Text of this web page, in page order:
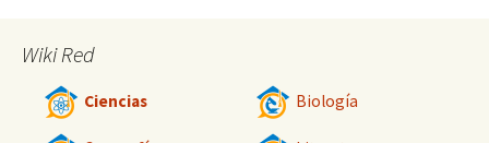
Wiki Red
Ciencias Biología